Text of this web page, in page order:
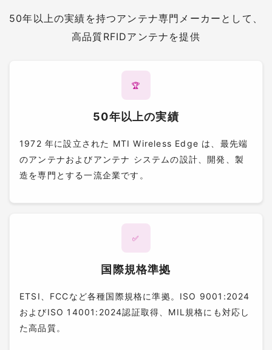
50年以上の実績を持つアンテナ専門メーカーとして、
高品質RFIDアンテナを提供
🏆
50年以上の実績
1972 年に設立された MTI Wireless Edge は、最先端
のアンテナおよびアンテナ システムの設計、開発、製
造を専門とする一流企業です。
✅
国際規格準拠
ETSI、FCCなど各種国際規格に準拠。ISO 9001:2024
およびISO 14001:2024認証取得、MIL規格にも対応し
た高品質。